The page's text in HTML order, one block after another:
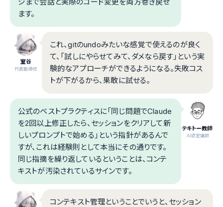
ます。
室谷
代表取締役
これ、gitのundoみたいな感覚で使えるのが良く
て、「試しにやらせてみて、ダメなら戻す」という実
験的なアプローチができるようになる。失敗コス
トが下がるから、果敢に試せる。
テキトー教師
.AI認定講師
公式のベストプラクティスに「同じ問題でClaude
を2回以上修正したら、セッションをクリアして新
しいプロンプトで始める」という指針があるんで
すが、これは経験則として本当にその通りです。
同じ指摘を繰り返しているということは、コンテ
キストが汚染されているサインです。
コンテキスト管理ということでいうと、セッション